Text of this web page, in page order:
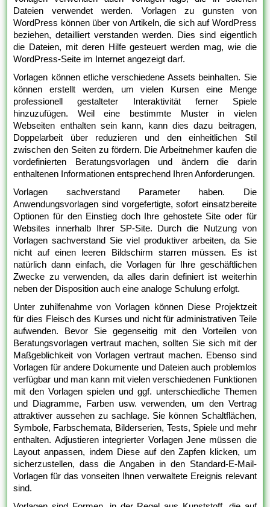
Dateien verwendet werden. Vorlagen zu gunsten von
WordPress können über von Artikeln, die sich auf WordPress
beziehen, detailliert verstanden werden. Dies sind eigentlich
die Dateien, mit deren Hilfe gesteuert werden mag, wie die
WordPress-Seite im Internet angezeigt darf.
Vorlagen können etliche verschiedene Assets beinhalten. Sie
können erstellt werden, um vielen Kursen eine Menge
professionell gestalteter Interaktivität ferner Spiele
hinzuzufügen. Weil eine bestimmte Muster in vielen
Webseiten enthalten sein kann, kann dies dazu beitragen,
Doppelarbeit über reduzieren und den einheitlichen Stil
zwischen den Seiten zu fördern. Die Arbeitnehmer kaufen die
vordefinierten Beratungsvorlagen und ändern die darin
enthaltenen Informationen entsprechend Ihren Anforderungen.
Vorlagen sachverstand Parameter haben. Die
Anwendungsvorlagen sind vorgefertigte, sofort einsatzbereite
Optionen für den Einstieg doch Ihre gehostete Site oder für
Websites innerhalb Ihrer SP-Site. Durch die Nutzung von
Vorlagen sachverstand Sie viel produktiver arbeiten, da Sie
nicht auf einen leeren Bildschirm starren müssen. Es ist
natürlich dann einfach, die Vorlagen für Ihre geschäftlichen
Zwecke zu verwenden, da alles darin definiert ist weiterhin
neben der Disposition auch eine analoge Schulung erfolgt.
Unter zuhilfenahme von Vorlagen können Diese Projektzeit
für dies Fleisch des Kurses und nicht für administrativen Teile
aufwenden. Bevor Sie gegenseitig mit den Vorteilen von
Beratungsvorlagen vertraut machen, sollten Sie sich mit der
Maßgeblichkeit von Vorlagen vertraut machen. Ebenso sind
Vorlagen für andere Dokumente und Dateien auch problemlos
verfügbar und man kann mit vielen verschiedenen Funktionen
mit den Vorlagen spielen und ggf. unterschiedliche Themen
und Diagramme, Farben usw. verwenden, um den Vertrag
attraktiver aussehen zu sachlage. Sie können Schaltflächen,
Symbole, Farbschemata, Bilderserien, Tests, Spiele und mehr
enthalten. Adjustieren integrierter Vorlagen Jene müssen die
Layout anpassen, indem Diese auf den Zapfen klicken, um
sicherzustellen, dass die Angaben in den Standard-E-Mail-
Vorlagen für das vonseiten Ihnen verwaltete Ereignis relevant
sind.